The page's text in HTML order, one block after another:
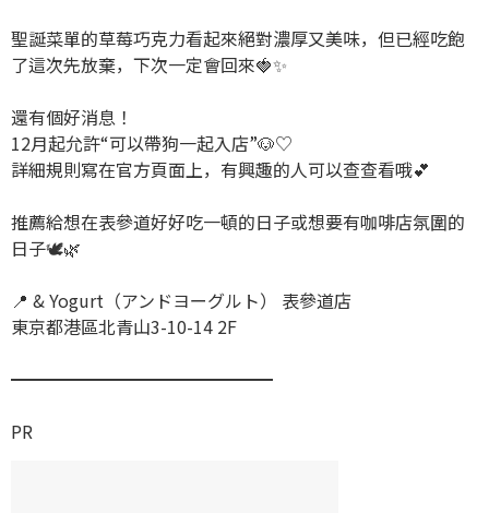
聖誕菜單的草莓巧克力看起來絕對濃厚又美味，但已經吃飽
了這次先放棄，下次一定會回來🍓✨
還有個好消息！
12月起允許“可以帶狗一起入店”🐶♡
詳細規則寫在官方頁面上，有興趣的人可以查查看哦︎💕︎︎
推薦給想在表參道好好吃一頓的日子或想要有咖啡店氛圍的
日子🕊️🌿
📍 & Yogurt（アンドヨーグルト） 表參道店
東京都港區北青山3-10-14 2F
━━━━━━━━━━━━━━━
PR